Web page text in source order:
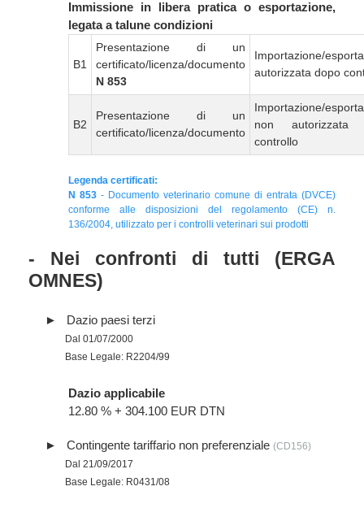
Immissione in libera pratica o esportazione,
legata a talune condizioni
B1
Presentazione di un
certificato/licenza/documento
N 853
Importazione/
autorizzata dopo
B2
Presentazione di un
certificato/licenza/documento
Importazione/
non autorizzata
controllo
Legenda certificati:
N 853 - Documento veterinario comune di entrata (DVCE)
conforme alle disposizioni del regolamento (CE) n.
136/2004, utilizzato per i controlli veterinari sui prodotti
- Nei confronti di tutti (ERGA
OMNES)
Dazio paesi terzi
Dal 01/07/2000
Base Legale: R2204/99
Dazio applicabile
12.80 % + 304.100 EUR DTN
Contingente tariffario non preferenziale (CD156)
Dal 21/09/2017
Base Legale: R0431/08